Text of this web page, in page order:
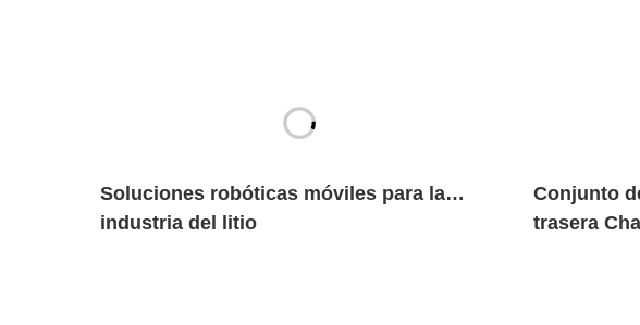
Soluciones robóticas móviles para la
industria del litio
Conjunto
trasera